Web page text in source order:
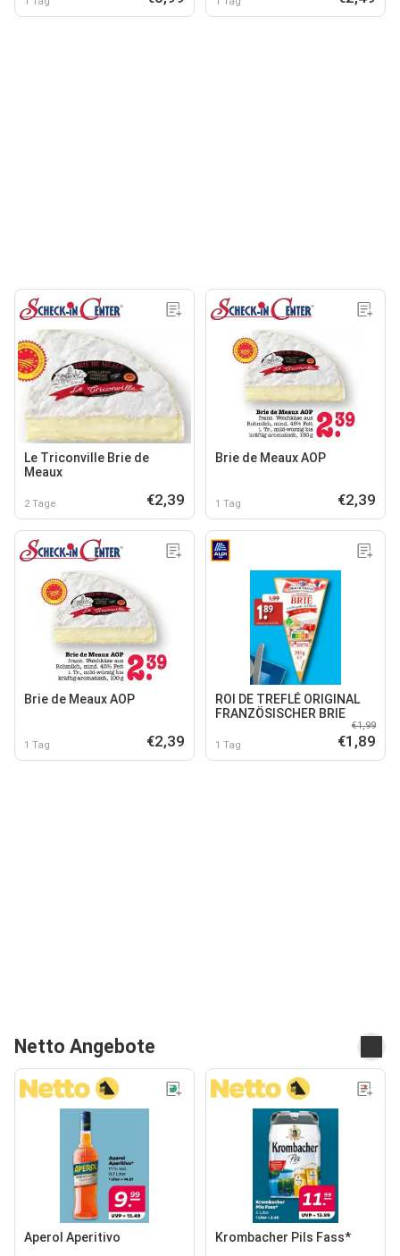
Le Triconville Brie de
Meaux
2 Tage €2,39
Brie de Meaux AOP
1 Tag €2,39
Brie de Meaux AOP
1 Tag €2,39
ROI DE TREFLÉ ORIGINAL
FRANZÖSISCHER BRIE
1 Tag
€1,99
€1,89
Netto Angebote
Aperol Aperitivo Krombacher Pils Fass*